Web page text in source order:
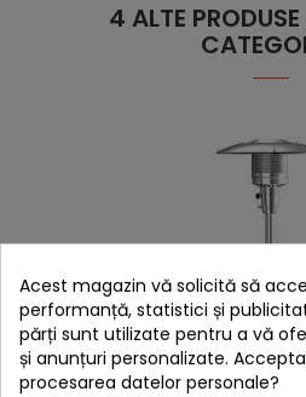
4 ALTE
Acest magazin vă solicită să
performanță, statistici și
părți sunt utilizate pentru a vă
și anunțuri personalizate.
procesarea datelor personale?